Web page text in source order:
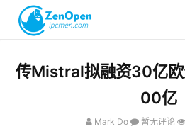
科技
心理
注册
传Mistral拟融资30亿
00亿
Mark Do 暂无评论